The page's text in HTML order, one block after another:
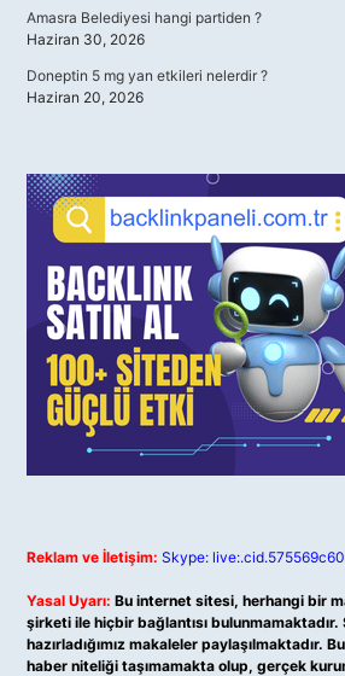
Amasra Belediyesi hangi partiden ?
Haziran 30, 2026
Doneptin 5 mg yan etkileri nelerdir ?
Haziran 20, 2026
Reklam ve İletişim: Skype:
Yasal Uyarı: Bu internet sitesi, herhangi bir
şirketi ile hiçbir bağlantısı bulunmamaktadır.
hazırladığımız makaleler paylaşılmaktadır.
haber niteliği taşımamakta olup, gerçek